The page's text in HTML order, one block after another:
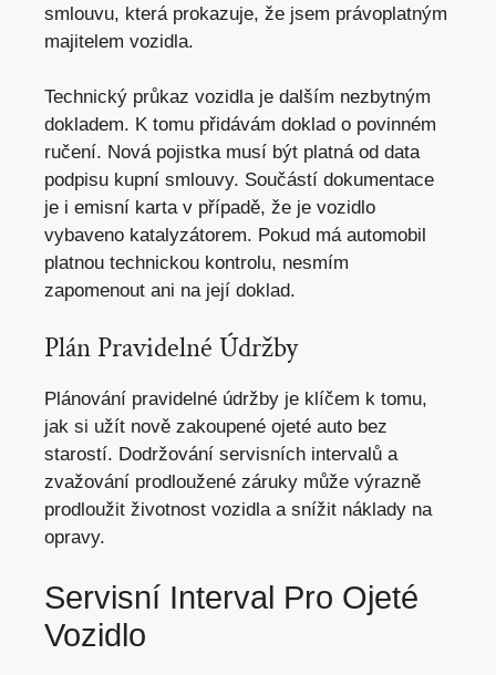
smlouvu, která prokazuje, že jsem právoplatným
majitelem vozidla.
Technický průkaz vozidla je dalším nezbytným
dokladem. K tomu přidávám doklad o povinném
ručení. Nová pojistka musí být platná od data
podpisu kupní smlouvy. Součástí dokumentace
je i emisní karta v případě, že je vozidlo
vybaveno katalyzátorem. Pokud má automobil
platnou technickou kontrolu, nesmím
zapomenout ani na její doklad.
Plán Pravidelné Údržby
Plánování pravidelné údržby je klíčem k tomu,
jak si užít nově zakoupené ojeté auto bez
starostí. Dodržování servisních intervalů a
zvažování prodloužené záruky může výrazně
prodloužit životnost vozidla a snížit náklady na
opravy.
Servisní Interval Pro Ojeté
Vozidlo